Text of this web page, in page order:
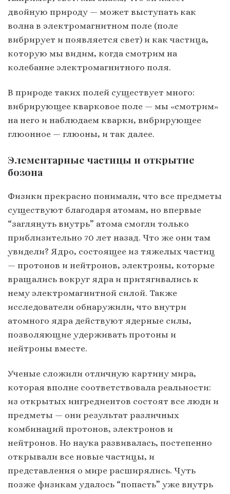
двойную природу — может выступать как
волна в электромагнитном поле (поле
вибрирует и появляется свет) и как частица,
которую мы видим, когда смотрим на
колебание электромагнитного поля.
В природе таких полей существует много:
вибрирующее кварковое поле — мы «смотрим»
на него и наблюдаем кварки, вибрирующее
глюонное — глюоны, и так далее.
Элементарные частицы и открытие
бозона
Физики прекрасно понимали, что все предметы
существуют благодаря атомам, но впервые
“заглянуть внутрь” атома смогли только
приблизительно 70 лет назад. Что же они там
увидели? Ядро, состоящее из тяжелых частиц
— протонов и нейтронов, электроны, которые
вращались вокруг ядра и притягивались к
нему электромагнитной силой. Также
исследователи обнаружили, что внутри
атомного ядра действуют ядерные силы,
позволяющие удерживать протоны и
нейтроны вместе.
Ученые сложили отличную картину мира,
которая вполне соответствовала реальности:
из открытых ингредиентов состоят все люди и
предметы — они результат различных
комбинаций протонов, электронов и
нейтронов. Но наука развивалась, постепенно
открывали все новые частицы, и
представления о мире расширялись. Чуть
позже физикам удалось “попасть” уже внутрь